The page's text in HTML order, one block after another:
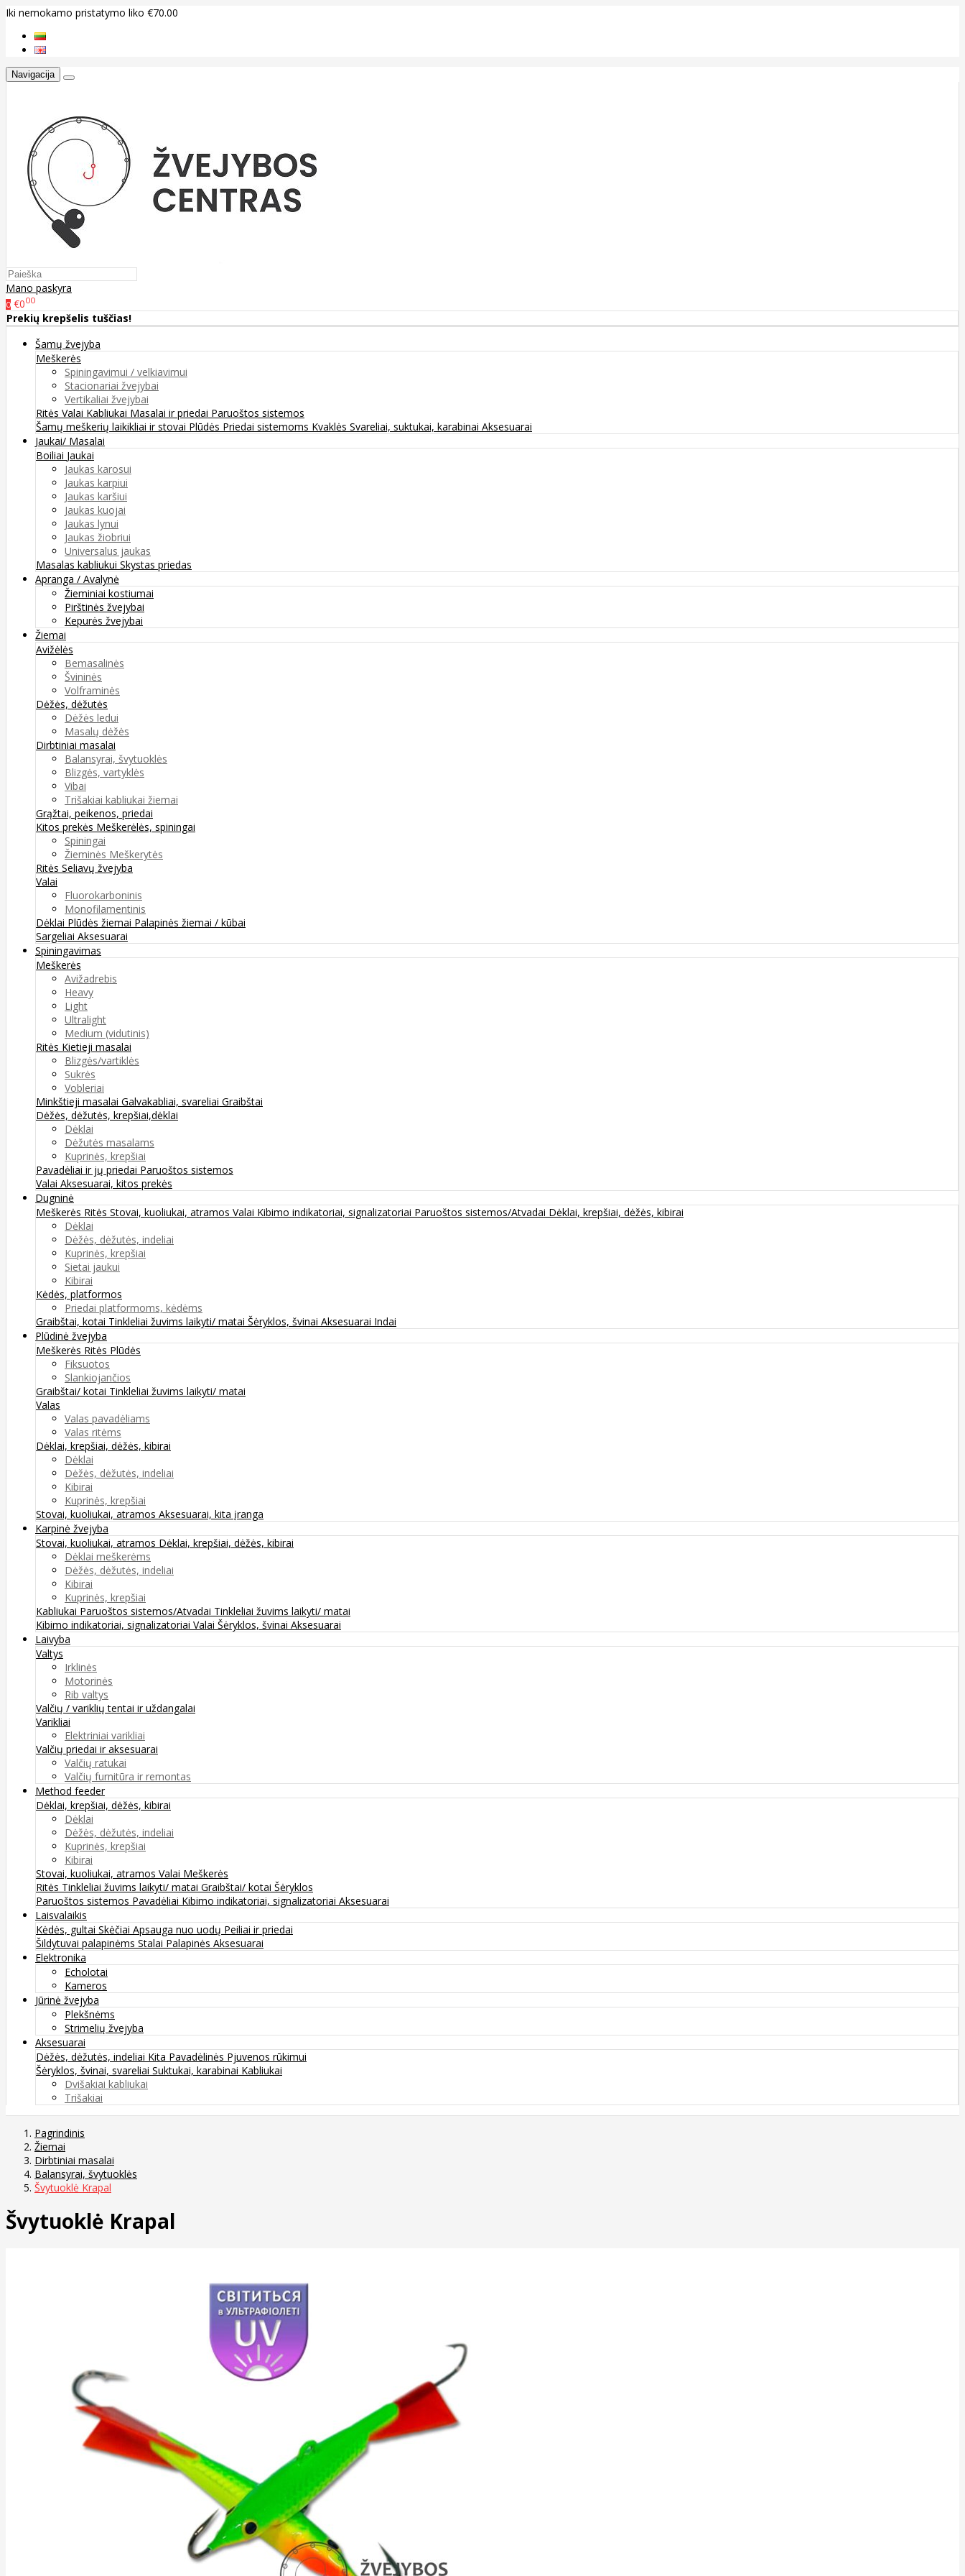
Iki nemokamo pristatymo liko €70.00
Navigacija
Mano paskyra
0 €000
Prekių krepšelis tuščias!
Šamų žvejyba
Meškerės
Spiningavimui / velkiavimui
Stacionariai žvejybai
Vertikaliai žvejybai
Ritės Valai Kabliukai Masalai ir priedai Paruoštos sistemos
Šamų meškerių laikikliai ir stovai Plūdės Priedai sistemoms Kvaklės Svareliai, suktukai, karabinai Aksesuarai
Jaukai/ Masalai
Boiliai Jaukai
Jaukas karosui
Jaukas karpiui
Jaukas karšiui
Jaukas kuojai
Jaukas lynui
Jaukas žiobriui
Universalus jaukas
Masalas kabliukui Skystas priedas
Apranga / Avalynė
Žieminiai kostiumai
Pirštinės žvejybai
Kepurės žvejybai
Žiemai
Avižėlės
Bemasalinės
Švininės
Volframinės
Dėžės, dėžutės
Dėžės ledui
Masalų dėžės
Dirbtiniai masalai
Balansyrai, švytuoklės
Blizgės, vartyklės
Vibai
Trišakiai kabliukai žiemai
Grąžtai, peikenos, priedai
Kitos prekės Meškerėlės, spiningai
Spiningai
Žieminės Meškerytės
Ritės Seliavų žvejyba
Valai
Fluorokarboninis
Monofilamentinis
Dėklai Plūdės žiemai Palapinės žiemai / kūbai
Sargeliai Aksesuarai
Spiningavimas
Meškerės
Avižadrebis
Heavy
Light
Ultralight
Medium (vidutinis)
Ritės Kietieji masalai
Blizgės/vartiklės
Sukrės
Vobleriai
Minkštieji masalai Galvakabliai, svareliai Graibštai
Dėžės, dėžutės, krepšiai,dėklai
Dėklai
Dėžutės masalams
Kuprinės, krepšiai
Pavadėliai ir jų priedai Paruoštos sistemos
Valai Aksesuarai, kitos prekės
Dugninė
Meškerės Ritės Stovai, kuoliukai, atramos Valai Kibimo indikatoriai, signalizatoriai Paruoštos sistemos/Atvadai Dėklai, krepšiai, dėžės, kibirai
Dėklai
Dėžės, dėžutės, indeliai
Kuprinės, krepšiai
Sietai jaukui
Kibirai
Kėdės, platformos
Priedai platformoms, kėdėms
Graibštai, kotai Tinkleliai žuvims laikyti/ matai Šėryklos, švinai Aksesuarai Indai
Plūdinė žvejyba
Meškerės Ritės Plūdės
Fiksuotos
Slankiojančios
Graibštai/ kotai Tinkleliai žuvims laikyti/ matai
Valas
Valas pavadėliams
Valas ritėms
Dėklai, krepšiai, dėžės, kibirai
Dėklai
Dėžės, dėžutės, indeliai
Kibirai
Kuprinės, krepšiai
Stovai, kuoliukai, atramos Aksesuarai, kita įranga
Karpinė žvejyba
Stovai, kuoliukai, atramos Dėklai, krepšiai, dėžės, kibirai
Dėklai meškerėms
Dėžės, dėžutės, indeliai
Kibirai
Kuprinės, krepšiai
Kabliukai Paruoštos sistemos/Atvadai Tinkleliai žuvims laikyti/ matai
Kibimo indikatoriai, signalizatoriai Valai Šėryklos, švinai Aksesuarai
Laivyba
Valtys
Irklinės
Motorinės
Rib valtys
Valčių / variklių tentai ir uždangalai
Varikliai
Elektriniai varikliai
Valčių priedai ir aksesuarai
Valčių ratukai
Valčių furnitūra ir remontas
Method feeder
Dėklai, krepšiai, dėžės, kibirai
Dėklai
Dėžės, dėžutės, indeliai
Kuprinės, krepšiai
Kibirai
Stovai, kuoliukai, atramos Valai Meškerės
Ritės Tinkleliai žuvims laikyti/ matai Graibštai/ kotai Šėryklos
Paruoštos sistemos Pavadėliai Kibimo indikatoriai, signalizatoriai Aksesuarai
Laisvalaikis
Kėdės, gultai Skėčiai Apsauga nuo uodų Peiliai ir priedai
Šildytuvai palapinėms Stalai Palapinės Aksesuarai
Elektronika
Echolotai
Kameros
Jūrinė žvejyba
Plekšnėms
Strimelių žvejyba
Aksesuarai
Dėžės, dėžutės, indeliai Kita Pavadėlinės Pjuvenos rūkimui
Šėryklos, švinai, svareliai Suktukai, karabinai Kabliukai
Dvišakiai kabliukai
Trišakiai
Pagrindinis
Žiemai
Dirbtiniai masalai
Balansyrai, švytuoklės
Švytuoklė Krapal
Švytuoklė Krapal